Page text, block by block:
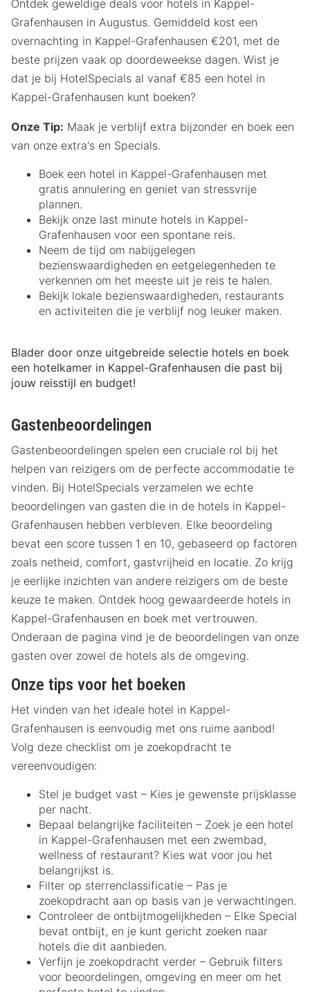
Ontdek geweldige deals voor hotels in Kappel-
Grafenhausen in Augustus. Gemiddeld kost een
overnachting in Kappel-Grafenhausen €201, met de
beste prijzen vaak op doordeweekse dagen. Wist je
dat je bij HotelSpecials al vanaf €85 een hotel in
Kappel-Grafenhausen kunt boeken?
Onze Tip: Maak je verblijf extra bijzonder en boek een
van onze extra's en Specials.
Boek een hotel in Kappel-Grafenhausen met
gratis annulering en geniet van stressvrije
plannen.
Bekijk onze last minute hotels in Kappel-
Grafenhausen voor een spontane reis.
Neem de tijd om nabijgelegen
bezienswaardigheden en eetgelegenheden te
verkennen om het meeste uit je reis te halen.
Bekijk lokale bezienswaardigheden, restaurants
en activiteiten die je verblijf nog leuker maken.
Blader door onze uitgebreide selectie hotels en boek
een hotelkamer in Kappel-Grafenhausen die past bij
jouw reisstijl en budget!
Gastenbeoordelingen
Gastenbeoordelingen spelen een cruciale rol bij het
helpen van reizigers om de perfecte accommodatie te
vinden. Bij HotelSpecials verzamelen we echte
beoordelingen van gasten die in de hotels in Kappel-
Grafenhausen hebben verbleven. Elke beoordeling
bevat een score tussen 1 en 10, gebaseerd op factoren
zoals netheid, comfort, gastvrijheid en locatie. Zo krijg
je eerlijke inzichten van andere reizigers om de beste
keuze te maken. Ontdek hoog gewaardeerde hotels in
Kappel-Grafenhausen en boek met vertrouwen.
Onderaan de pagina vind je de beoordelingen van onze
gasten over zowel de hotels als de omgeving.
Onze tips voor het boeken
Het vinden van het ideale hotel in Kappel-
Grafenhausen is eenvoudig met ons ruime aanbod!
Volg deze checklist om je zoekopdracht te
vereenvoudigen:
Stel je budget vast – Kies je gewenste prijsklasse
per nacht.
Bepaal belangrijke faciliteiten – Zoek je een hotel
in Kappel-Grafenhausen met een zwembad,
wellness of restaurant? Kies wat voor jou het
belangrijkst is.
Filter op sterrenclassificatie – Pas je
zoekopdracht aan op basis van je verwachtingen.
Controleer de ontbijtmogelijkheden – Elke Special
bevat ontbijt, en je kunt gericht zoeken naar
hotels die dit aanbieden.
Verfijn je zoekopdracht verder – Gebruik filters
voor beoordelingen, omgeving en meer om het